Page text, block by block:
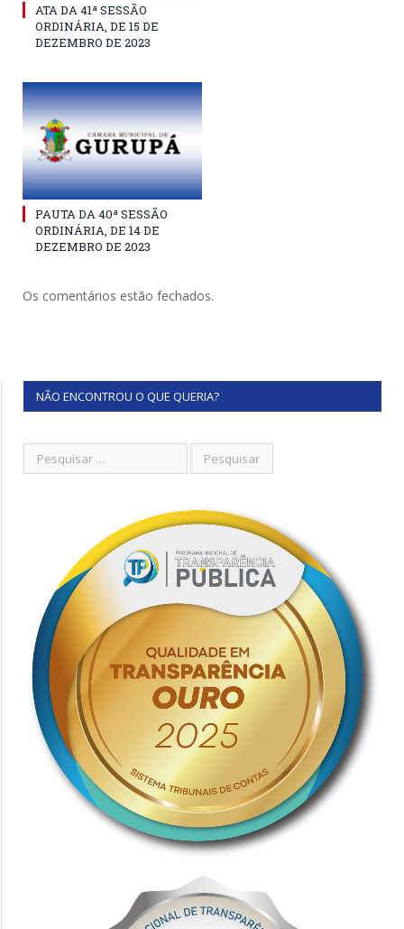
ATA DA 41ª SESSÃO
ORDINÁRIA, DE 15 DE
DEZEMBRO DE 2023
PAUTA DA 40ª SESSÃO
ORDINÁRIA, DE 14 DE
DEZEMBRO DE 2023
Os comentários estão fechados.
NÃO ENCONTROU O QUE QUERIA?